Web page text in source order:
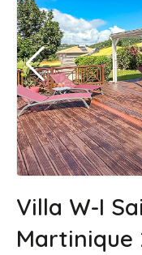
Villa W-I
Martinique